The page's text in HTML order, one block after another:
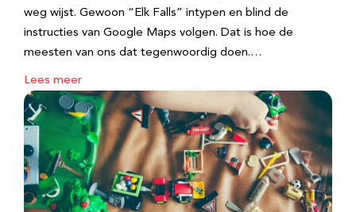
weg wijst. Gewoon “Elk Falls” intypen en blind de
instructies van Google Maps volgen. Dat is hoe de
meesten van ons dat tegenwoordig doen.…
Lees meer